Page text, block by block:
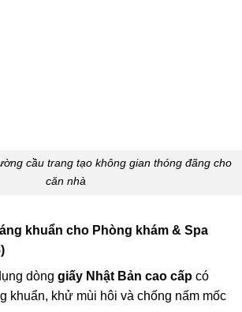
cầu trang tạo không gian thóng đãng cho
căn nhà
khuẩn cho Phòng khám & Spa
dòng giấy Nhật Bản cao cấpcó
khuẩn, khử mùi hôi và chống nấm mốc